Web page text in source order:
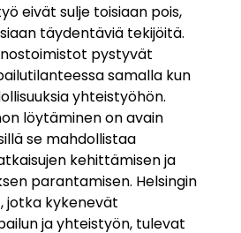
eivät sulje toisiaan pois,
täydentäviä tekijöitä.
pystyvät
samalla kun
yhteistyöhön.
löytäminen on avain
se mahdollistaa
kehittämisen ja
parantamisen. Helsingin
jotka kykenevät
ja yhteistyön, tulevat